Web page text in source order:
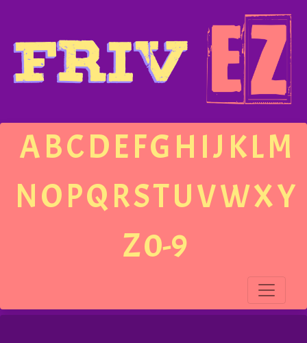
ABCDEFGH IJ KLM
NOPQRSTUVWXY
Z0-9